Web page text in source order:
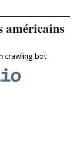
américains